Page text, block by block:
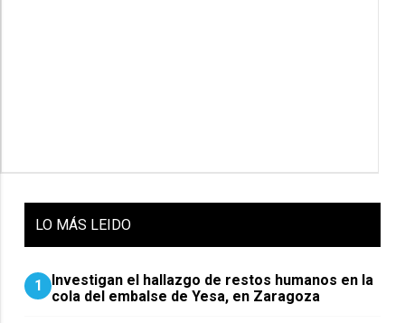
LO MÁS LEIDO
1
Investigan el hallazgo de restos humanos en la
cola del embalse de Yesa, en Zaragoza